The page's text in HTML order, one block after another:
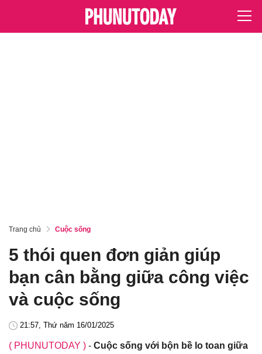
Trang chủ Cuộc sống
5 thói quen đơn giản giúp
bạn cân bằng giữa công việc
và cuộc sống
21:57, Thứ năm 16/01/2025
( PHUNUTODAY ) - Cuộc sống với bộn bề lo toan giữa